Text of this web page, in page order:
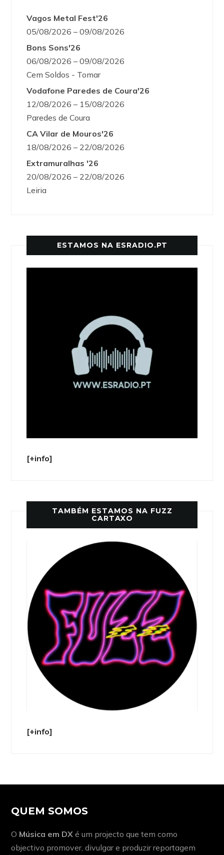
Vagos Metal Fest'26
05/08/2026 – 09/08/2026
Bons Sons'26
06/08/2026 – 09/08/2026
Cem Soldos - Tomar
Vodafone Paredes de Coura'26
12/08/2026 – 15/08/2026
Paredes de Coura
CA Vilar de Mouros'26
18/08/2026 – 22/08/2026
Extramuralhas '26
20/08/2026 – 22/08/2026
Leiria
ESTAMOS NA ESRADIO.PT
[+info]
TAMBÉM ESTAMOS NA FUZZ
CARTAXO
[+info]
QUEM SOMOS
O Música em DX é um projecto que tem como
objectivo promover, divulgar e produzir reportagem